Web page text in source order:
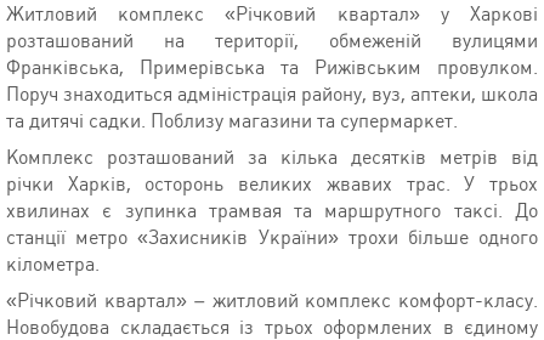
Житловий комплекс «Річковий квартал» у Харкові
розташований на території, обмеженій вулицями
Франківська, Примерівська та Рижівським провулком.
Поруч знаходиться адміністрація району, вуз, аптеки, школа
та дитячі садки. Поблизу магазини та супермаркет.
Комплекс розташований за кілька десятків метрів від
річки Харків, осторонь великих жвавих трас. У трьох
хвилинах є зупинка трамвая та маршрутного таксі. До
станції метро «Захисників України» трохи більше одного
кілометра.
«Річковий квартал» – житловий комплекс комфорт-класу.
Новобудова складається із трьох оформлених в єдиному